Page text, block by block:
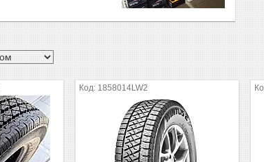
1858014LW2